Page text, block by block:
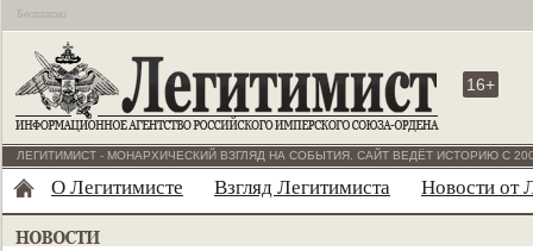
Бесплатно
16+
ЛЕГИТИМИСТ - МОНАРХИЧЕСКИЙ ВЗГЛЯД НА СОБЫТИЯ. САЙТ ВЕДЁТ ИСТОРИЮ С
О Легитимисте Взгляд Легитимиста Новости от